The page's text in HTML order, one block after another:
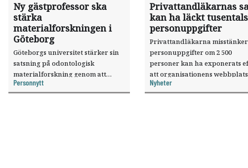
Ny gästprofessor ska
stärka
materialforskningen i
Göteborg
Göteborgs universitet stärker sin
satsning på odontologisk
materialforskning genom att
knyta forskaren Pekka Vallittu till
verksamheten som gästprofessor.
Personnytt
Privattandläkarnas
kan ha läckt tusentals
personuppgifter
Privattandläkarna
personuppgifter om 2 500
personer kan ha exponerats
att organisationens webbplats
utnyttjats genom en
publiceringsverktyg.
Nyheter